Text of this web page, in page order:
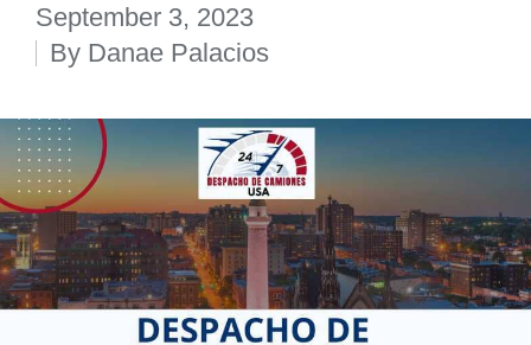
September 3, 2023
Posted
By Danae Palacios